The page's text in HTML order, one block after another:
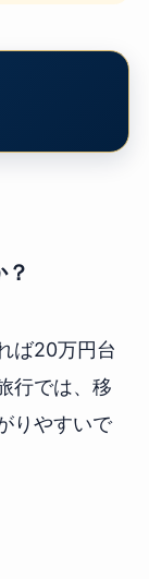
ば20万円台
行では、移
りやすいで